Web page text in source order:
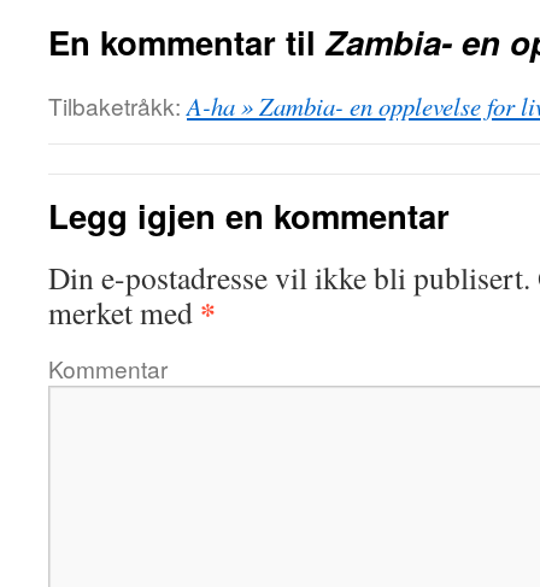
En kommentar tilZambia- en
Tilbaketråkk: A-ha » Zambia- en opplevelse for
Legg igjen en kommentar
Din e-postadresse vil ikke bli publisert.
merket med *
Kommentar